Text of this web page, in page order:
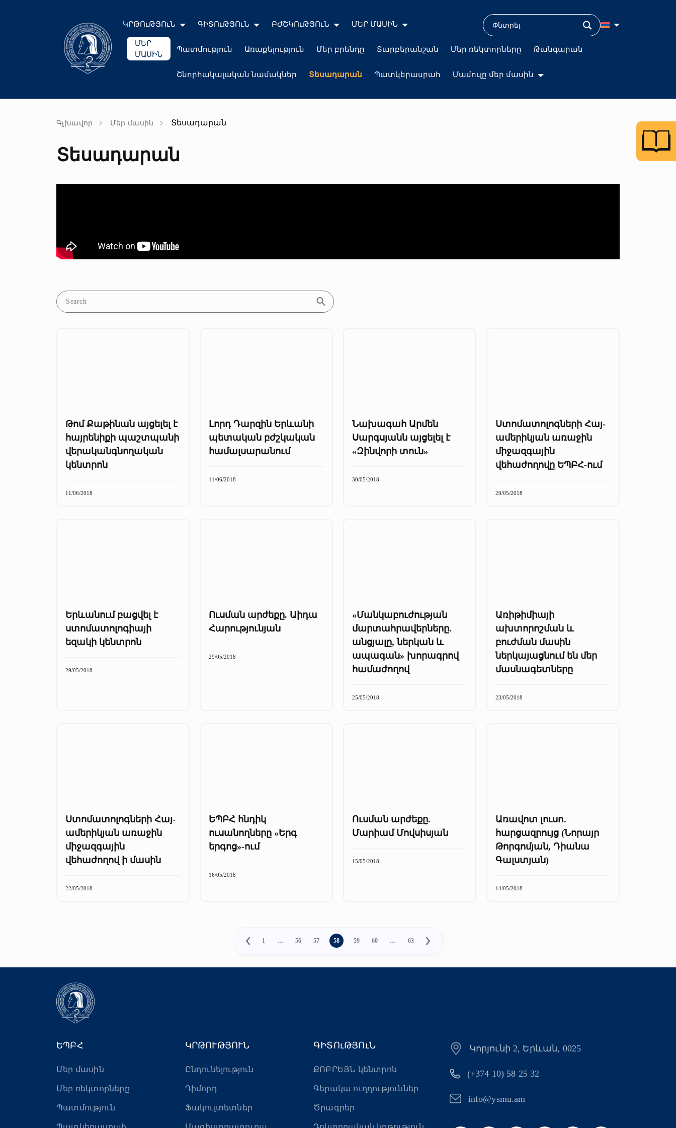
ԿՐԹՈւԹՅՈւՆ ԳԻՏՈւԹՅՈւՆ ԲԺՇԿՈւԹՅՈւՆ ՄԵՐ ՄԱՍԻՆ
ՄԵՐ
ՄԱՍԻՆ
Պատմություն Առաքելություն Մեր բրենդը Տարբերանշան Մեր ռեկտորները Թանգարան
Շնորհակալական նամակներ Տեսադարան Պատկերասրահ Մամուլը մեր մասին
Գլխավոր Մեր մասին Տեսադարան
Տեսադարան
Թոմ Քաթինան այցելել է
հայրենիքի պաշտպանի
վերականգնողական
կենտրոն
11/06/2018
Լորդ Դարզին Երևանի
պետական բժշկական
համալսարանում
11/06/2018
Նախագահ Արմեն
Սարգսյանն այցելել է
«Զինվորի տուն»
30/05/2018
Ստոմատոլոգների Հայ-
ամերիկյան առաջին
միջազգային
վեհաժողովը ԵՊԲՀ-ում
29/05/2018
Երևանում բացվել է
ստոմատոլոգիայի
եզակի կենտրոն
29/05/2018
Ուսման արժեքը. Աիդա
Հարությունյան
29/05/2018
«Մանկաբուժության
մարտահրավերները.
անցյալը, ներկան և
ապագան» խորագրով
համաժողով
25/05/2018
Առիթիմիայի
ախտորոշման և
բուժման մասին
ներկայացնում են մեր
մասնագետները
23/05/2018
Ստոմատոլոգների Հայ-
ամերիկյան առաջին
միջազգային
վեհաժողով ի մասին
22/05/2018
ԵՊԲՀ հնդիկ
ուսանողները «Երգ
երգոց»-ում
16/05/2018
Ուսման արժեքը.
Մարիամ Մովսիսյան
15/05/2018
Առավոտ լուսո․
հարցազրույց (Նորայր
Թորգոմյան, Դիանա
Գալստյան)
14/05/2018
1 … 56 57 58 59 60 … 63
ԵՊԲՀ
Մեր մասին
Մեր ռեկտորները
Պատմություն
ԿՐԹՈՒԹՅՈՒՆ
Ընդունելություն
Դիմորդ
Ֆակուլտետներ
ԳԻՏՈւԹՅՈւՆ
ՔՈԲՐԵՅՆ կենտրոն
Գերակա ուղղություններ
Ծրագրեր
Կորյունի 2, Երևան, 0025
(+374 10) 58 25 32
info@ysmu.am